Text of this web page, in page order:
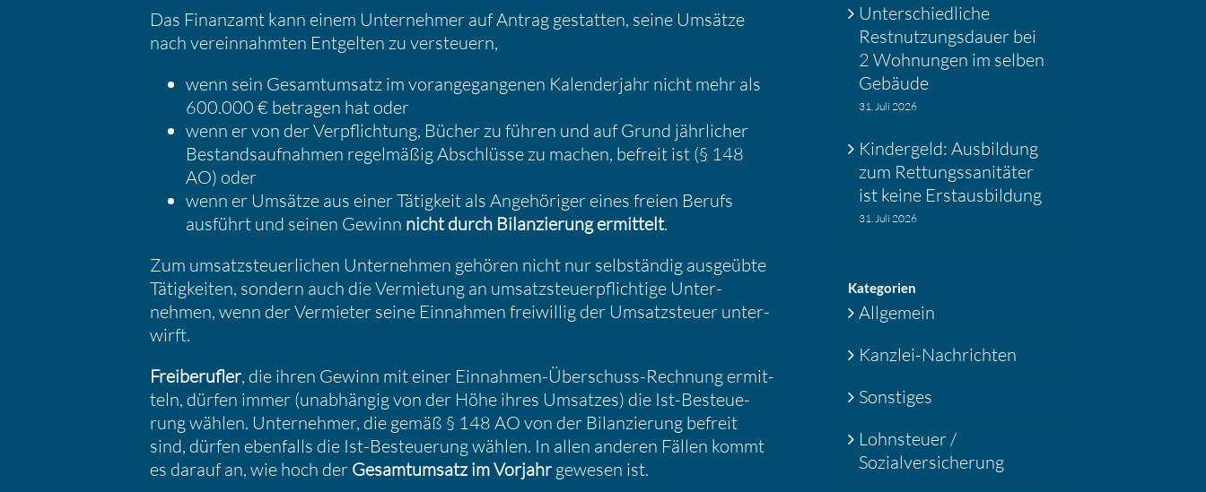
Das Finanzamt kann einem Unter­nehmer auf Antrag gestatten, seine Umsätze
nach verein­nahmten Entgelten zu versteuern,
wenn sein Gesamt­um­satz im voran­ge­gan­genen Kalen­der­jahr nicht mehr als
600.000 € betragen hat oder
wenn er von der Verpflich­tung, Bücher zu führen und auf Grund jährli­cher
Bestands­auf­nahmen regel­mäßig Abschlüsse zu machen, befreit ist (§ 148
AO) oder
wenn er Umsätze aus einer Tätig­keit als Angehö­riger eines freien Berufs
ausführt und seinen Gewinn nicht durch Bilan­zie­rung ermit­telt.
Zum umsatz­steu­er­li­chen Unter­nehmen gehören nicht nur selbständig ausge­übte
Tätig­keiten, sondern auch die Vermie­tung an umsatz­steu­er­pflich­tige Unter­
nehmen, wenn der Vermieter seine Einnahmen freiwillig der Umsatz­steuer unter­
wirft.
Freibe­rufler, die ihren Gewinn mit einer Einnahmen-Überschuss-Rechnung ermit­
teln, dürfen immer (unabhängig von der Höhe ihres Umsatzes) die Ist-Besteue­
rung wählen. Unter­nehmer, die gemäß § 148 AO von der Bilan­zie­rung befreit
sind, dürfen ebenfalls die Ist-Besteue­rung wählen. In allen anderen Fällen kommt
es darauf an, wie hoch der Gesamt­um­satz im Vorjahr gewesen ist.
Unter­schied­liche
Restnut­zungs­dauer bei
2 Wohnungen im selben
Gebäude
31. Juli 2026
Kinder­geld: Ausbil­dung
zum Rettungs­sa­ni­täter
ist keine Erstaus­bil­dung
31. Juli 2026
Katego­rien
Allgemein
Kanzlei-Nachrichten
Sonstiges
Lohnsteuer /
Sozialversicherung